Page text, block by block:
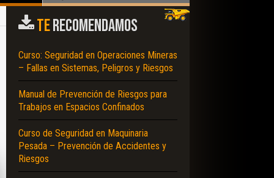
TERECOMENDAMOS
Curso: Seguridad en Operaciones Mineras
– Fallas en Sistemas, Peligros y Riesgos
Manual de Prevención de Riesgos para
Trabajos en Espacios Confinados
Curso de Seguridad en Maquinaria
Pesada – Prevención de Accidentes y
Riesgos